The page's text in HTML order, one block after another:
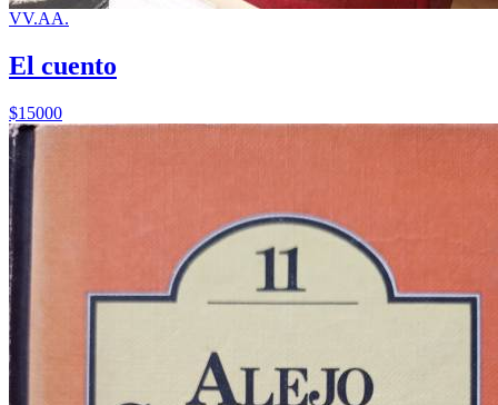
VV.AA.
El cuento
$15000